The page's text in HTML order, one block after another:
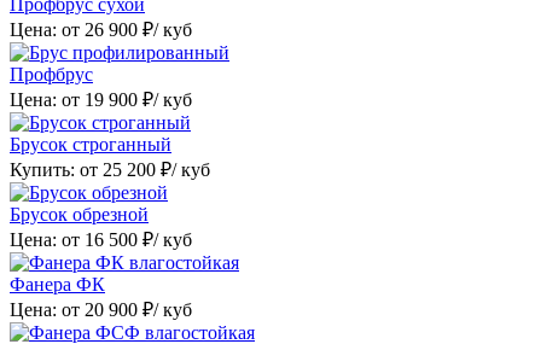
Цена: от 26 900 ₽/ куб
Профбрус
Цена: от 19 900 ₽/ куб
Брусок строганный
Купить: от 25 200 ₽/ куб
Брусок обрезной
Цена: от 16 500 ₽/ куб
Фанера ФК
Цена: от 20 900 ₽/ куб